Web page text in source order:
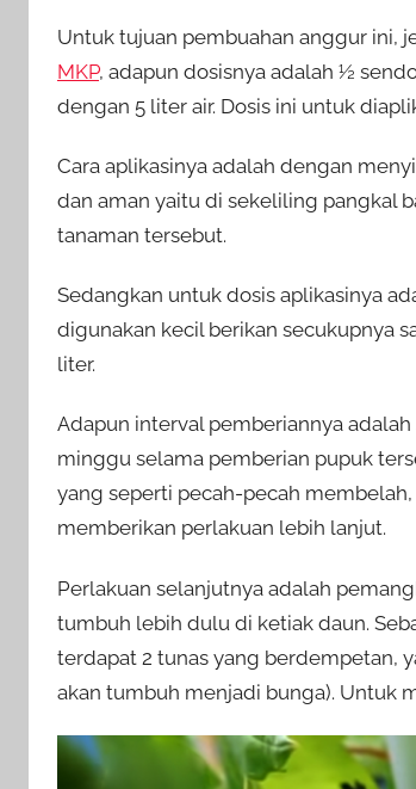
Untuk tujuan pembuahan anggur ini,
MKP, adapun dosisnya adalah ½
dengan 5 liter air. Dosis ini untuk
Cara aplikasinya adalah dengan
dan aman yaitu di sekeliling pangkal
tanaman tersebut.
Sedangkan untuk dosis aplikasinya
digunakan kecil berikan secukupnya
liter.
Adapun interval pemberiannya
minggu selama pemberian pupuk
yang seperti pecah-pecah
memberikan perlakuan lebih lanjut.
Perlakuan selanjutnya adalah
tumbuh lebih dulu di ketiak daun.
terdapat 2 tunas yang berdempetan,
akan tumbuh menjadi bunga). Untuk